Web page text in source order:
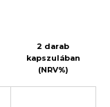
2 darab
kapszulában
(NRV%)